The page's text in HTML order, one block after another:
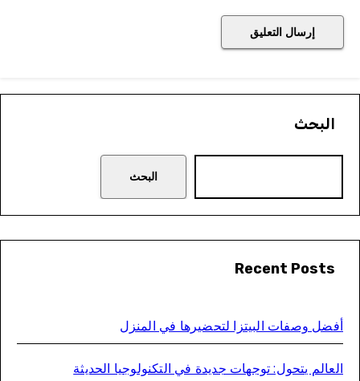
البحث
البحث
Recent Posts
وصفات البيتزا لتحضيرها في المنزل
يتحول: توجهات جديدة في التكنولوجيا الحديثة